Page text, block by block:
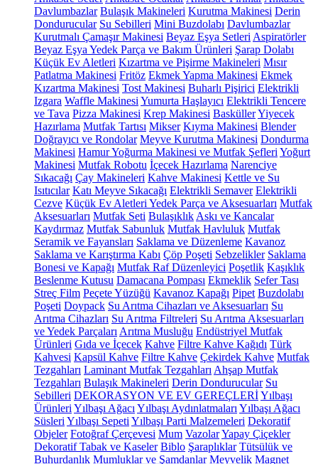
Davlumbazlar Bulaşık Makineleri Kurutma Makinesi Derin
Dondurucular Su Sebilleri Mini Buzdolabı Davlumbazlar
Kurutmalı Çamaşır Makinesi Beyaz Eşya Setleri Aspiratörler
Beyaz Eşya Yedek Parça ve Bakım Ürünleri Şarap Dolabı
Küçük Ev Aletleri Kızartma ve Pişirme Makineleri Mısır
Patlatma Makinesi Fritöz Ekmek Yapma Makinesi Ekmek
Kızartma Makinesi Tost Makinesi Buharlı Pişirici Elektrikli
Izgara Waffle Makinesi Yumurta Haşlayıcı Elektrikli Tencere
ve Tava Pizza Makinesi Krep Makinesi BasküllerYiyecek
Hazırlama Mutfak Tartısı Mikser Kıyma Makinesi Blender
Doğrayıcı ve Rondolar Meyve Kurutma Makinesi Dondurma
Makinesi Hamur Yoğurma Makinesi ve Mutfak Şefleri Yoğurt
Makinesi Mutfak Robotu İçecek Hazırlama Narenciye
Sıkacağı Çay Makineleri Kahve Makinesi Kettle ve Su
Isıtıcılar Katı Meyve Sıkacağı Elektrikli Semaver Elektrikli
Cezve Küçük Ev Aletleri Yedek Parça ve Aksesuarları Mutfak
Aksesuarları Mutfak Seti Bulaşıklık Askı ve Kancalar
Kaydırmaz Mutfak Sabunluk Mutfak Havluluk Mutfak
Seramik ve Fayansları Saklama ve Düzenleme Kavanoz
Saklama ve Karıştırma Kabı Çöp Poşeti Sebzelikler Saklama
Bonesi ve Kapağı Mutfak Raf Düzenleyici Poşetlik Kaşıklık
Beslenme Kutusu Damacana Pompası Ekmeklik Sefer Tası
Streç Film Peçete Yüzüğü Kavanoz Kapağı Pipet Buzdolabı
Poşeti Doypack Su Arıtma Cihazları ve Aksesuarları Su
Arıtma Cihazları Su Arıtma Filtreleri Su Arıtma Aksesuarları
ve Yedek Parçaları Arıtma Musluğu Endüstriyel Mutfak
Ürünleri Gıda ve İçecek Kahve Filtre Kahve Kağıdı Türk
Kahvesi Kapsül Kahve Filtre Kahve Çekirdek Kahve Mutfak
Tezgahları Laminant Mutfak Tezgahları Ahşap Mutfak
Tezgahları Bulaşık Makineleri Derin Dondurucular Su
Sebilleri DEKORASYON VE EV GEREÇLERİYılbaşı
Ürünleri Yılbaşı Ağacı Yılbaşı Aydınlatmaları Yılbaşı Ağacı
Süsleri Yılbaşı Sepeti Yılbaşı Parti Malzemeleri Dekoratif
Objeler Fotoğraf Çerçevesi Mum VazolarYapay Çiçekler
Dekoratif Tabak ve Kaseler Biblo Şaraplıklar Tütsülük ve
Buhurdanlık Mumluklar ve Şamdanlar Meyvelik Magnet